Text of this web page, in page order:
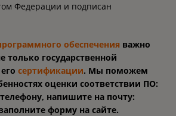
Федерации и подписан
обеспечения важно
только государственной
сертификации. Мы поможем
оценки соответствии ПО:
напишите на почту:
форму на сайте.